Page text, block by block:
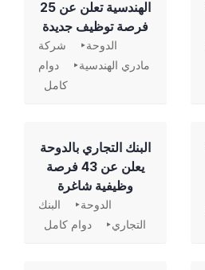
الهندسية تعلن عن 25
فرصة توظيف جديدة
الدوحة
شركة
مادري الهندسية
دوام
كامل
‏البنك التجاري بالدوحة
يعلن عن 43 فرصة
وظيفية شاغرة
الدوحة
البنك
التجاري
دوام كامل